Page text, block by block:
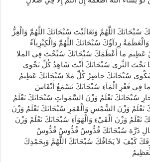
سُبْحَانَكَ اللَّهُمَّ وَتَعَالَيْتَ سُبْحَانَكَ اللَّهُمَّ وَالْعِزُّ
رِدآؤُكَ سُبْحَانَكَ اللَّهُمَّ وَالْكِبْرِيآءُ
عَظِيم ما أَعْظَمَكَ سُبْحَانَكَ سُبِّحْتَ فِي الملا
تَحْتَ الثَّرى سُبْحَانَكَ أَنْتَ شَاهِدُ كُلِّ نَجْوى
سُبْحَانَكَ حاضِرُ كُلِّ مَلا سُبْحَانَكَ عَظِيمُ
فِي قَعْرِ الْمَآءِ سُبْحَانَكَ تَسْمَعُ أَنْفَاسَ
سُبْحَانَكَ تَعْلَمُ وَزْنَ السَّمَواتِ سُبْحَانَكَ تَعْلَمُ
تَعْلَمُ وَزْنَ الشَّمْسِ وَالْقَمَرِ سُبْحَانَكَ تَعْلَمُ وَزْنَ
تَعْلَمُ وَزْنَ الْفَيْءِ وَالْهَوَآءِ سُبْحَانَكَ تَعْلَمُ وَزْنَ
ذَرَّة سُبْحَانَكَ قُدُّوسٌ قُدُّوسٌ قُدُّوسٌ
كَيْفَ لاَ يَخَافُكَ سُبْحَانَكَ اللَّهُمَّ وَبِحَمْدِكَ